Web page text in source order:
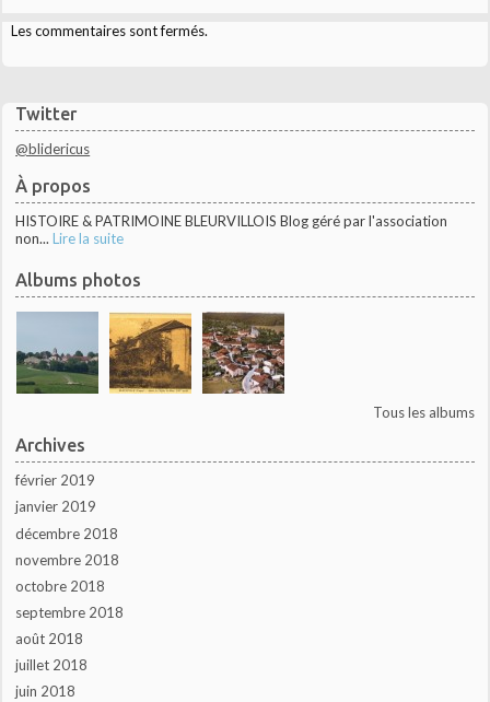
Twitter
@blidericus
À propos
HISTOIRE & PATRIMOINE BLEURVILLOIS Blog géré par l'association
non... Lire la suite
Albums photos
Tous les albums
Archives
février 2019
janvier 2019
décembre 2018
novembre 2018
octobre 2018
septembre 2018
août 2018
juillet 2018
juin 2018
Les commentaires sont fermés.